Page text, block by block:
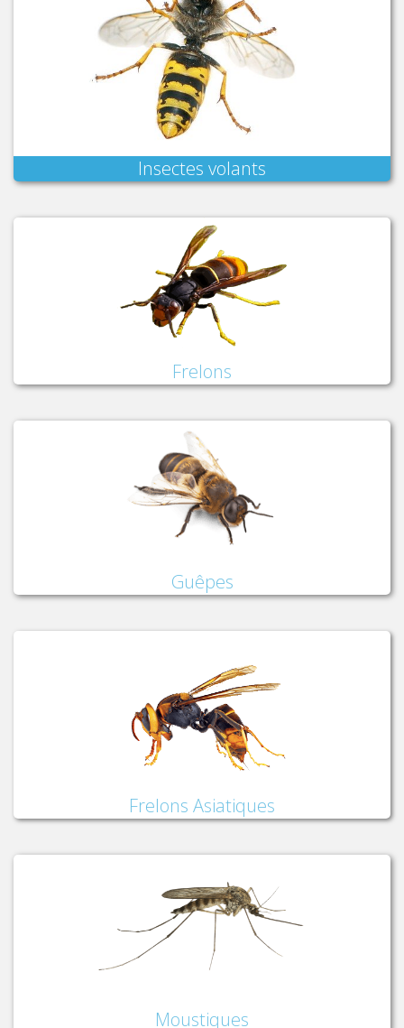
Insectes volants
Frelons
Guêpes
Frelons Asiatiques
Moustiques